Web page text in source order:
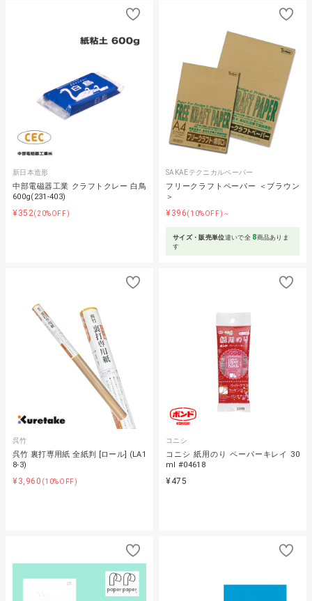
新日本造形
中部電磁器工業 クラフトクレー 白鳥
600g(231-403)
¥352(20%OFF)
SAKAEテクニカルペーパー
フリークラフトペーパー ＜ブラウン
＞
¥396(10%OFF)～
サイズ・販売単位違いで全 8商品ありま
す
呉竹
呉竹 裏打専用紙 全紙判 [ロール] (LA1
8-3)
¥3,960 (10%OFF)
コニシ
コニシ 紙用のり ペーパーキレイ 30
ml #04618
¥475